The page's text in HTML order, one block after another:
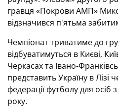
гравця «Покрови АМП»
відзначився п'ятьма
Чемпіонат триватиме до
відбуватимуться в Києві,
Черкасах та Івано-
представить Україну в Лізі
федерації футболу для осіб
року.